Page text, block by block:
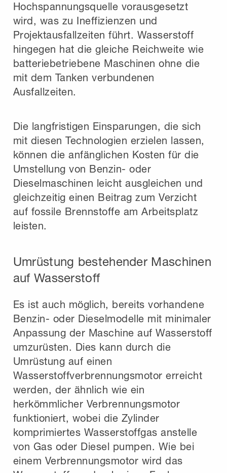
Hochspannungsquelle vorausgesetzt
wird, was zu Ineffizienzen und
Projektausfallzeiten führt. Wasserstoff
hingegen hat die gleiche Reichweite wie
batteriebetriebene Maschinen ohne die
mit dem Tanken verbundenen
Ausfallzeiten.
Die langfristigen Einsparungen, die sich
mit diesen Technologien erzielen lassen,
können die anfänglichen Kosten für die
Umstellung von Benzin- oder
Dieselmaschinen leicht ausgleichen und
gleichzeitig einen Beitrag zum Verzicht
auf fossile Brennstoffe am Arbeitsplatz
leisten.
Umrüstung bestehender Maschinen
auf Wasserstoff
Es ist auch möglich, bereits vorhandene
Benzin- oder Dieselmodelle mit minimaler
Anpassung der Maschine auf Wasserstoff
umzurüsten. Dies kann durch die
Umrüstung auf einen
Wasserstoffverbrennungsmotor erreicht
werden, der ähnlich wie ein
herkömmlicher Verbrennungsmotor
funktioniert, wobei die Zylinder
komprimiertes Wasserstoffgas anstelle
von Gas oder Diesel pumpen. Wie bei
einem Verbrennungsmotor wird das